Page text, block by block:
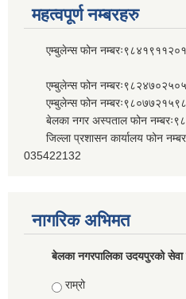
महत्वपूर्ण नम्बरहरु
एम्बुलेन्स फोन नम्बरः९८४१९११२०१
एम्बुलेन्स फोन नम्बरः९८२४७०२५०५
एम्बुलेन्स फोन नम्बरः९८०७७२१५९८
बेलका नगर अस्पताल फोन
जिल्ला प्रशासन कार्यालय फोन
035422132
नागरिक अभिमत
बेलका नगरपालिका उदयपुरको सेवा
Choices
राम्रो